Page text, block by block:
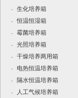
·
生化培养箱
·
恒温恒湿箱
·
霉菌培养箱
·
光照培养箱
·
干燥培养两用箱
·
电热恒温培养箱
·
隔水恒温培养箱
·
人工气候培养箱